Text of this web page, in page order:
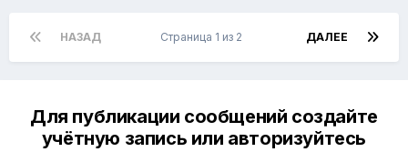
НАЗАД ДАЛЕЕ
Страница 1 из 2
Для публикации сообщений создайте
учётную запись или авторизуйтесь